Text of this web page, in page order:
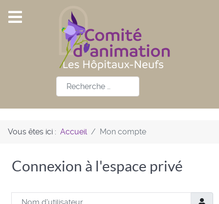
Rechercher
Vous êtes ici : Accueil Mon compte
Connexion à l'espace privé
Nom d'utilisateur